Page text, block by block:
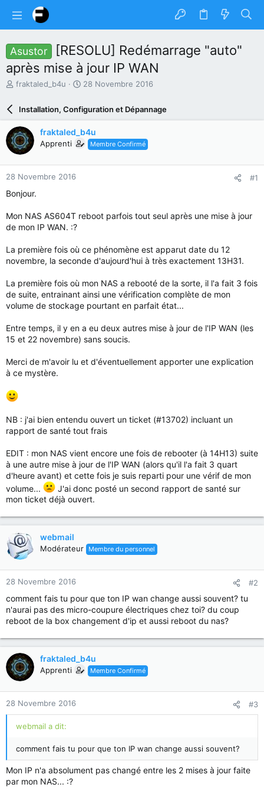
Asustor
[RESOLU] Redémarrage "auto"
après mise à jour IP WAN
A
e
u
r
d
u
s
u
fraktaled_b4u
D
t
e
e
d
b
28 Novembre 2016
Installation, Configuration et Dépannage
fraktaled_b4u
Apprenti Membre Confirmé
28 Novembre 2016 #1
Bonjour.
Mon NAS AS604T reboot parfois tout seul après une mise à jour
de mon IP WAN. :?
La première fois où ce phénomène est apparut date du 12
novembre, la seconde d'aujourd'hui à très exactement 13H31.
La première fois où mon NAS a rebooté de la sorte, il l'a fait 3 fois
de suite, entrainant ainsi une vérification complète de mon
volume de stockage pourtant en parfait état...
Entre temps, il y en a eu deux autres mise à jour de l'IP WAN (les
15 et 22 novembre) sans soucis.
Merci de m'avoir lu et d'éventuellement apporter une explication
à ce mystère.
NB : j'ai bien entendu ouvert un ticket (#13702) incluant un
rapport de santé tout frais
EDIT : mon NAS vient encore une fois de rebooter (à 14H13) suite
à une autre mise à jour de l'IP WAN (alors qu'il l'a fait 3 quart
d'heure avant) et cette fois je suis reparti pour une vérif de mon
volume...
J'ai donc posté un second rapport de santé sur
mon ticket déjà ouvert.
webmail
Modérateur Membre du personnel
28 Novembre 2016 #2
comment fais tu pour que ton IP wan change aussi souvent? tu
n'aurai pas des micro-coupure électriques chez toi? du coup
reboot de la box changement d'ip et aussi reboot du nas?
fraktaled_b4u
Apprenti Membre Confirmé
28 Novembre 2016 #3
webmail a dit:
comment fais tu pour que ton IP wan change aussi souvent?
Mon IP n'a absolument pas changé entre les 2 mises à jour faite
par mon NAS... :?